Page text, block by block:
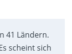
41 Ländern.
scheint sich